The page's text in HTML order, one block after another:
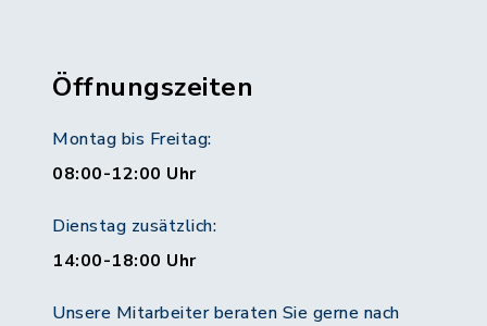
Öffnungszeiten
Montag bis Freitag:
08:00-12:00 Uhr
Dienstag zusätzlich:
14:00-18:00 Uhr
Unsere Mitarbeiter beraten Sie gerne nach